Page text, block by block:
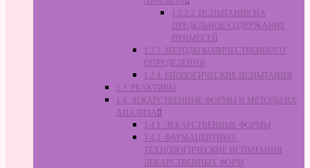
1.2.2.2. ИСПЫТАНИЕ НА
ПРЕДЕЛЬНОЕ СОДЕРЖАНИЕ
ПРИМЕСЕЙ
1.2.3. МЕТОДЫ КОЛИЧЕСТВЕННОГО
ОПРЕДЕЛЕНИЯ
1.2.4. БИОЛОГИЧЕСКИЕ ИСПЫТАНИЯ
1.3. РЕАКТИВЫ
1.4. ЛЕКАРСТВЕННЫЕ ФОРМЫ И МЕТОДЫ ИХ
АНАЛИЗА
1.4.1. ЛЕКАРСТВЕННЫЕ ФОРМЫ
1.4.2. ФАРМАЦЕВТИКО-
ТЕХНОЛОГИЧЕСКИЕ ИСПЫТАНИЯ
ЛЕКАРСТВЕННЫХ ФОРМ